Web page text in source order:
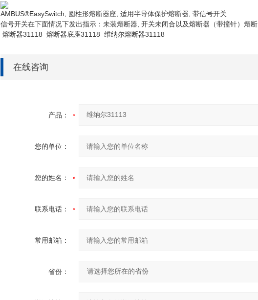
AMBUS®EasySwitch, 圆柱形熔断器座, 适用半导体保护熔断器, 带信号开关
信号开关在下面情况下发出指示：未装熔断器, 开关未闭合以及熔断器（带撞针）熔断
熔断器31118 熔断器底座31118 维纳尔熔断器31118
在线咨询
产品：
您的单位：
您的姓名：
联系电话：
常用邮箱：
省份：